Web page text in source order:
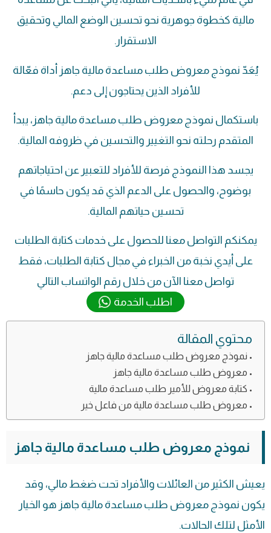
مالية كخطوة جوهرية نحو تحسين الوضع المالي وتحقيق
الاستقرار.
يُعَدّ نموذج معروض طلب مساعدة مالية جاهز أداة فعّالة
للأفراد الذين يحتاجون إلى دعم.
باستكمال نموذج معروض طلب مساعدة مالية جاهز، يبدأ
المتقدم رحلته نحو التغيير والتحسين في ظروفه المالية.
يجسد هذا النموذج فرصة للأفراد للتعبير عن احتياجاتهم
بوضوح، والحصول على الدعم الذي قد يكون حاسمًا في
تحسين حياتهم المالية.
يمكنكم التواصل معنا للحصول على خدمات كتابة الطلبات
على أيدي نخبة من الخبراء في مجال كتابة الطلبات، فقط
تواصل معنا الآن من خلال رقم الواتساب التالي
اطلب الخدمة
محتوي المقالة
نموذج معروض طلب مساعدة مالية جاهز
معروض طلب مساعدة مالية جاهز
كتابة معروض للأمير طلب مساعدة مالية
معروض طلب مساعدة مالية من فاعل خير
نموذج معروض طلب مساعدة مالية جاهز
يعيش الكثير من العائلات والأفراد تحت ضغط مالي، وقد
يكون نموذج معروض طلب مساعدة مالية جاهز هو الخيار
الأمثل لتلك الحالات.